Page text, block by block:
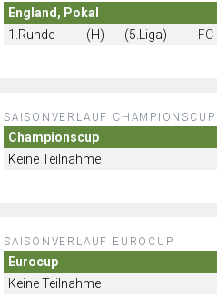
England, Pokal
1.Runde
(H) (5.Liga)
SAISONVERLAUF CHAMPIONSCUP
Championscup
Keine Teilnahme
SAISONVERLAUF EUROCUP
Eurocup
Keine Teilnahme